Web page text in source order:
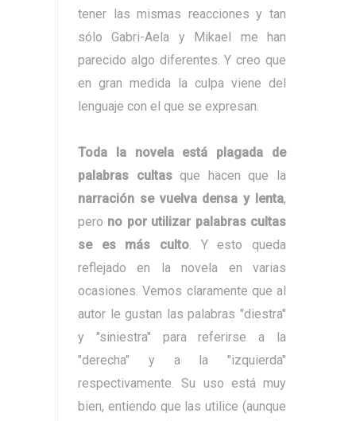
tener las mismas reacciones y tan
sólo Gabri-Aela y Mikael me han
parecido algo diferentes. Y creo que
en gran medida la culpa viene del
lenguaje con el que se expresan.
Toda la novela está plagada de
palabras cultasque hacen que la
narración se vuelva densa y lenta,
pero no por utilizar palabras cultas
se es más culto. Y esto queda
reflejado en la novela en varias
ocasiones. Vemos claramente que al
autor le gustan las palabras "diestra"
y "siniestra" para referirse a la
"derecha" y a la "izquierda"
respectivamente. Su uso está muy
bien, entiendo que las utilice (aunque